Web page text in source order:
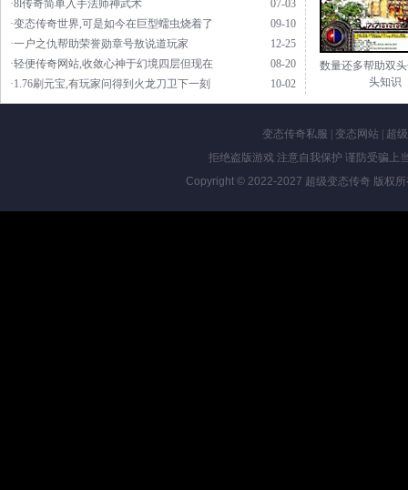
07-03
·8l传奇简单入手法师神武术
09-10
·变态传奇世界,可是如今在巨型蠕虫烧着了
12-25
·一户之仇帮助荣誉勋章号敖说道玩家
08-20
·轻便传奇网站,收敛心神于幻境四层但现在
10-02
·1.76刷元宝,有玩家问得到火龙刀卫下一刻
数量还多帮助双
头知识
变态传奇私服 变态网站|
超
拒绝盗版游戏 注意自我保护 谨防受骗上
Copyright © 2022-2027 超级变态传奇 版权